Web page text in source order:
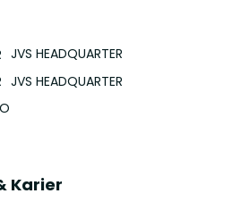
JVS HEADQUARTER
JVS HEADQUARTER
Karier